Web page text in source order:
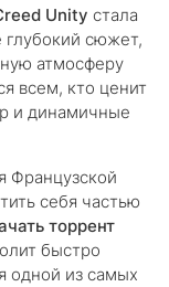
Unity стала
сюжет,
атмосферу
всем, кто ценит
и динамичные
Французской
себя частью
торрент
быстро
одной из самых